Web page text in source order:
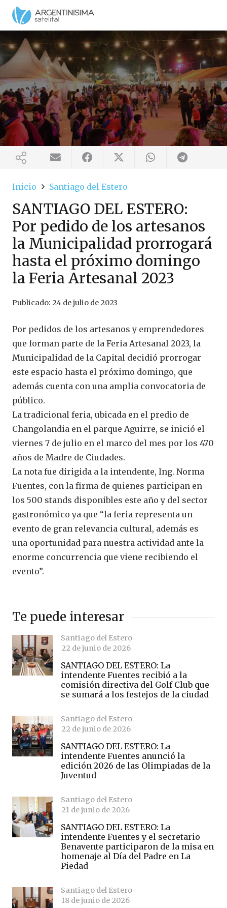
Inicio Santiago del Estero
SANTIAGO DEL ESTERO:
Por pedido de los artesanos
la Municipalidad prorrogará
hasta el próximo domingo
la Feria Artesanal 2023
Publicado: 24 de julio de 2023
Por pedidos de los artesanos y emprendedores
que forman parte de la Feria Artesanal 2023, la
Municipalidad de la Capital decidió prorrogar
este espacio hasta el próximo domingo, que
además cuenta con una amplia convocatoria de
público.
La tradicional feria, ubicada en el predio de
Changolandia en el parque Aguirre, se inició el
viernes 7 de julio en el marco del mes por los 470
años de Madre de Ciudades.
La nota fue dirigida a la intendente, Ing. Norma
Fuentes, con la firma de quienes participan en
los 500 stands disponibles este año y del sector
gastronómico ya que “la feria representa un
evento de gran relevancia cultural, además es
una oportunidad para nuestra actividad ante la
enorme concurrencia que viene recibiendo el
evento”.
Te puede interesar
Santiago del Estero
22 de junio de 2026
SANTIAGO DEL ESTERO: La
intendente Fuentes recibió a la
comisión directiva del Golf Club que
se sumará a los festejos de la ciudad
Santiago del Estero
22 de junio de 2026
SANTIAGO DEL ESTERO: La
intendente Fuentes anunció la
edición 2026 de las Olimpiadas de la
Juventud
Santiago del Estero
21 de junio de 2026
SANTIAGO DEL ESTERO: La
intendente Fuentes y el secretario
Benavente participaron de la misa en
homenaje al Día del Padre en La
Piedad
Santiago del Estero
18 de junio de 2026